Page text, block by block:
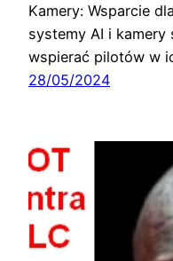
Kamery: Wsparcie
systemy AI i
wspierać pilotów w
28/05/2024